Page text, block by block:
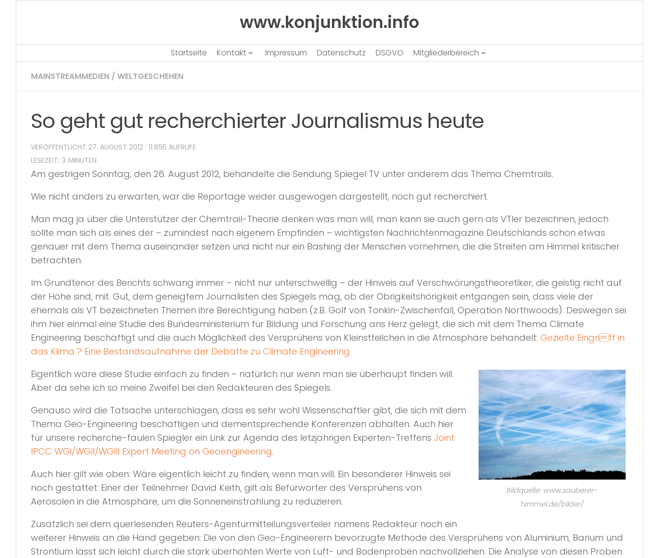
www.konjunktion.info
Startseite Kontakt Impressum Datenschutz DSGVO Mitgliederbereich
MAINSTREAMMEDIEN / WELTGESCHEHEN
So geht gut recherchierter Journalismus heute
VERÖFFENTLICHT 27. AUGUST 2012 · 11.895 AUFRUFE
Am gestrigen Sonntag, den 26. August 2012, behandelte die Sendung Spiegel TV unter anderem das Thema Chemtrails.
Wie nicht anders zu erwarten, war die Reportage weder ausgewogen dargestellt, noch gut recherchiert.
Man mag ja über die Unterstützer der Chemtrail-Theorie denken was man will, man kann sie auch gern als VTler bezeichnen, jedoch
sollte man sich als eines der – zumindest nach eigenem Empfinden – wichtigsten Nachrichtenmagazine Deutschlands schon etwas
genauer mit dem Thema auseinander setzen und nicht nur ein Bashing der Menschen vornehmen, die die Streifen am Himmel kritischer
betrachten.
Im Grundtenor des Berichts schwang immer – nicht nur unterschwellig – der Hinweis auf Verschwörungstheoretiker, die geistig nicht auf
der Höhe sind, mit. Gut, dem geneigtem Journalisten des Spiegels mag, ob der Obrigkeitshörigkeit entgangen sein, dass viele der
ehemals als VT bezeichneten Themen ihre Berechtigung haben (z.B. Golf von Tonkin-Zwischenfall, Operation Northwoods). Deswegen sei
ihm hier einmal eine Studie des Bundesministerium für Bildung und Forschung ans Herz gelegt, die sich mit dem Thema Climate
Engineering beschäftigt und die auch Möglichkeit des Versprühens von Kleinstteilchen in die Atmosphäre behandelt: Gezielte Eingriff in
das Klima ? Eine Bestandsaufnahme der Debatte zu Climate Engineering
Bildquelle: www.sauberer-
himmel.de/bilder/
Eigentlich wäre diese Studie einfach zu finden – natürlich nur wenn man sie überhaupt finden will.
Aber da sehe ich so meine Zweifel bei den Redakteuren des Spiegels.
Genauso wird die Tatsache unterschlagen, dass es sehr wohl Wissenschaftler gibt, die sich mit dem
Thema Geo-Engineering beschäftigen und dementsprechende Konferenzen abhalten. Auch hier
für unsere recherche-faulen Spiegler ein Link zur Agenda des letzjährigen Experten-Treffens Joint
IPCC WGI/WGII/WGIII Expert Meeting on Geoengineering.
Auch hier gilt wie oben: Wäre eigentlich leicht zu finden, wenn man will. Ein besonderer Hinweis sei
noch gestattet: Einer der Teilnehmer David Keith, gilt als Befürworter des Versprühens von
Aerosolen in die Atmosphäre, um die Sonneneinstrahlung zu reduzieren.
Zusätzlich sei dem querlesenden Reuters-Agenturmitteilungsverteiler namens Redakteur noch ein
weiterer Hinweis an die Hand gegeben: Die von den Geo-Engineerern bevorzugte Methode des Versprühens von Aluminium, Barium und
Strontium lässt sich leicht durch die stark überhöhten Werte von Luft- und Bodenproben nachvollziehen. Die Analyse von diesen Proben